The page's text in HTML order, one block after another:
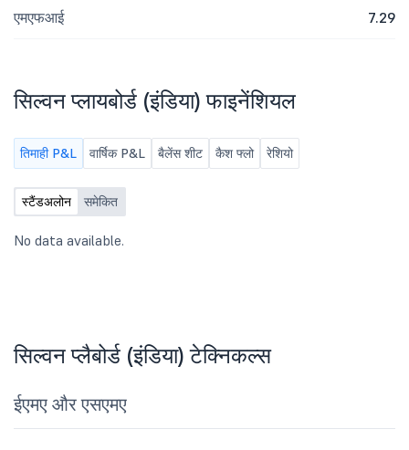
एमएफआई 7.29
सिल्वन प्लायबोर्ड (इंडिया) फाइनेंशियल
तिमाही P&L वार्षिक P&L बैलेंस शीट कैश फ्लो रेशियो
स्टैंडअलोन समेकित
No data available.
सिल्वन प्लैबोर्ड (इंडिया) टेक्निकल्स
ईएमए और एसएमए